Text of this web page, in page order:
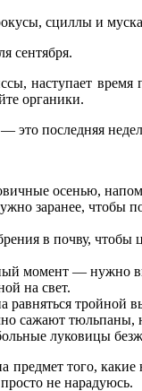
сциллы и
сентября.
наступает
органики.
это последняя
осенью,
заранее,
в почву,
момент — нужно
на свет.
равняться
сажают
луковицы
того,
не нарадуюсь.